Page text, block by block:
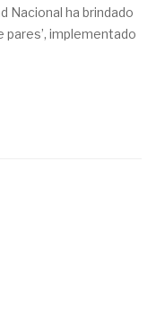
Nacional ha brindado
pares’, implementado